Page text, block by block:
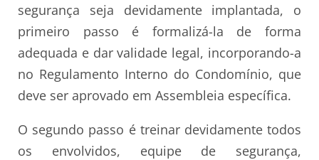
segurança seja devidamente implantada, o
primeiro passo é formalizá-la de forma
adequada e dar validade legal, incorporando-a
no Regulamento Interno do Condomínio, que
deve ser aprovado em Assembleia específica.
O segundo passo é treinar devidamente todos
os envolvidos, equipe de segurança,